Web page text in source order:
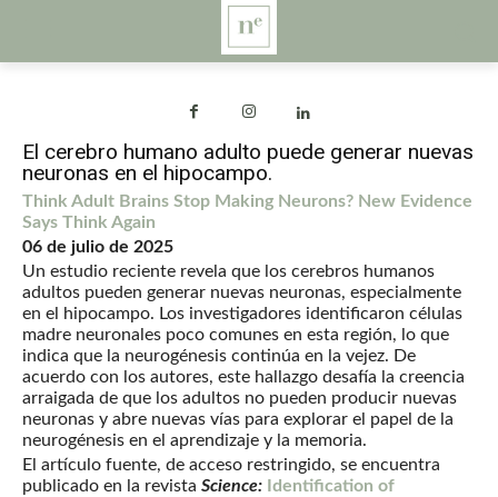
El cerebro humano adulto puede generar nuevas
neuronas en el hipocampo.
Think Adult Brains Stop Making Neurons? New Evidence
Says Think Again
06 de julio de 2025
Un estudio reciente revela que los cerebros humanos
adultos pueden generar nuevas neuronas, especialmente
en el hipocampo. Los investigadores identificaron células
madre neuronales poco comunes en esta región, lo que
indica que la neurogénesis continúa en la vejez. De
acuerdo con los autores, este hallazgo desafía la creencia
arraigada de que los adultos no pueden producir nuevas
neuronas y abre nuevas vías para explorar el papel de la
neurogénesis en el aprendizaje y la memoria.
El artículo fuente, de acceso restringido, se encuentra
publicado en la revista Science: Identification of